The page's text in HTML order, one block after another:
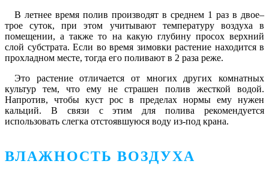
В летнее время полив производят в среднем 1 раз в двое–
трое суток, при этом учитывают температуру воздуха в
помещении, а также то на какую глубину просох верхний
слой субстрата. Если во время зимовки растение находится в
прохладном месте, тогда его поливают в 2 раза реже.
Это растение отличается от многих других комнатных
культур тем, что ему не страшен полив жесткой водой.
Напротив, чтобы куст рос в пределах нормы ему нужен
кальций. В связи с этим для полива рекомендуется
использовать слегка отстоявшуюся воду из-под крана.
ВЛАЖНОСТЬ ВОЗДУХА